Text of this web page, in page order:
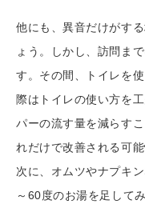
他にも、異音だけがす
ょう。しかし、訪問ま
す。その間、トイレを
際はトイレの使い方を
パーの流す量を減らす
れだけで改善される可能
次に、オムツやナプキ
～60度のお湯を足して